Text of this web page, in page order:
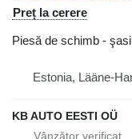
Preț la cerere
Piesă de schimb -
Estonia, Lääne-
KB AUTO EESTI OÜ